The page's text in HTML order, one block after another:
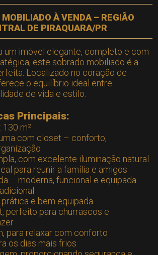
À VENDA – REGIÃO
DE PIRAQUARA/PR
um imóvel elegante, completo e com
este sobrado mobiliado é a
Localizado no coração de
o equilíbrio ideal entre
de vida e estilo.
Principais:
130 m²
com closet – conforto,
com excelente iluminação natural
para reunir a família e amigos
– moderna, funcional e equipada
e bem equipada
perfeito para churrascos e
para relaxar com conforto
os dias mais frios